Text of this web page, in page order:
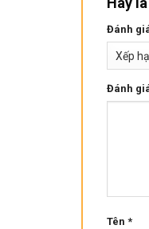
Đánh
Đánh
Tên *